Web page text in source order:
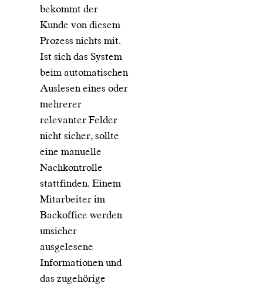
bekommt der
Kunde von diesem
Prozess nichts mit.
Ist sich das System
beim automatischen
Auslesen eines oder
mehrerer
relevanter Felder
nicht sicher, sollte
eine manuelle
Nachkontrolle
stattfinden. Einem
Mitarbeiter im
Backoffice werden
unsicher
ausgelesene
Informationen und
das zugehörige